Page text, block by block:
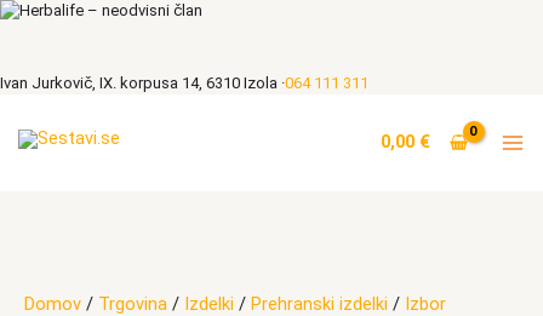
Ivan Jurkovič, IX. korpusa 14, 6310 Izola ·064 111 311
Skip
0,00 €
Domov / Trgovina / Izdelki / Prehranski izdelki / Izbor
Formula
(780
razpon: